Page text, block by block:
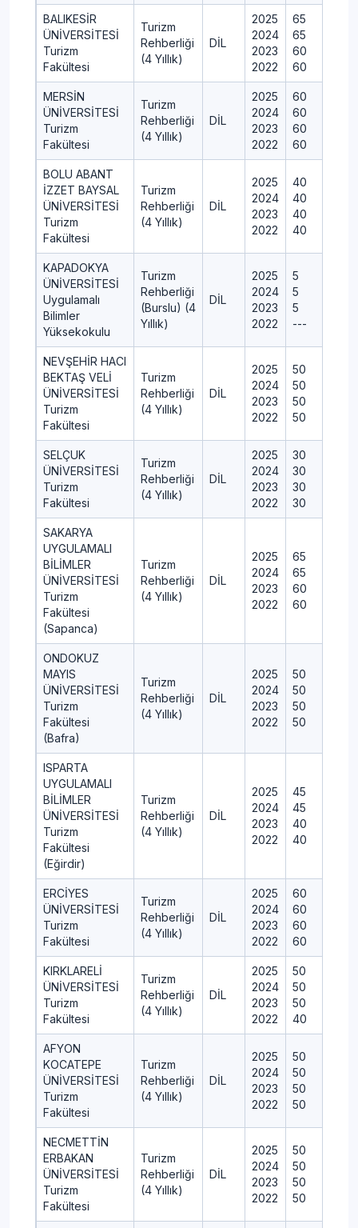
BALIKESİR
ÜNİVERSİTESİ
Turizm
Fakültesi
Turizm
Rehberliği
(4 Yıllık)
DİL
2025
2024
2023
2022
65
65
60
60
MERSİN
ÜNİVERSİTESİ
Turizm
Fakültesi
Turizm
Rehberliği
(4 Yıllık)
DİL
2025
2024
2023
2022
60
60
60
60
BOLU ABANT
İZZET BAYSAL
ÜNİVERSİTESİ
Turizm
Fakültesi
Turizm
Rehberliği
(4 Yıllık)
DİL
2025
2024
2023
2022
40
40
40
40
KAPADOKYA
ÜNİVERSİTESİ
Uygulamalı
Bilimler
Yüksekokulu
Turizm
Rehberliği
(Burslu) (4
Yıllık)
DİL
2025
2024
2023
2022
5
5
5
---
NEVŞEHİR HACI
BEKTAŞ VELİ
ÜNİVERSİTESİ
Turizm
Fakültesi
Turizm
Rehberliği
(4 Yıllık)
DİL
2025
2024
2023
2022
50
50
50
50
SELÇUK
ÜNİVERSİTESİ
Turizm
Fakültesi
Turizm
Rehberliği
(4 Yıllık)
DİL
2025
2024
2023
2022
30
30
30
30
SAKARYA
UYGULAMALI
BİLİMLER
ÜNİVERSİTESİ
Turizm
Fakültesi
(Sapanca)
Turizm
Rehberliği
(4 Yıllık)
DİL
2025
2024
2023
2022
65
65
60
60
ONDOKUZ
MAYIS
ÜNİVERSİTESİ
Turizm
Fakültesi
(Bafra)
Turizm
Rehberliği
(4 Yıllık)
DİL
2025
2024
2023
2022
50
50
50
50
ISPARTA
UYGULAMALI
BİLİMLER
ÜNİVERSİTESİ
Turizm
Fakültesi
(Eğirdir)
Turizm
Rehberliği
(4 Yıllık)
DİL
2025
2024
2023
2022
45
45
40
40
ERCİYES
ÜNİVERSİTESİ
Turizm
Fakültesi
Turizm
Rehberliği
(4 Yıllık)
DİL
2025
2024
2023
2022
60
60
60
60
KIRKLARELİ
ÜNİVERSİTESİ
Turizm
Fakültesi
Turizm
Rehberliği
(4 Yıllık)
DİL
2025
2024
2023
2022
50
50
50
40
AFYON
KOCATEPE
ÜNİVERSİTESİ
Turizm
Fakültesi
Turizm
Rehberliği
(4 Yıllık)
DİL
2025
2024
2023
2022
50
50
50
50
NECMETTİN
ERBAKAN
ÜNİVERSİTESİ
Turizm
Fakültesi
Turizm
Rehberliği
(4 Yıllık)
DİL
2025
2024
2023
2022
50
50
50
50